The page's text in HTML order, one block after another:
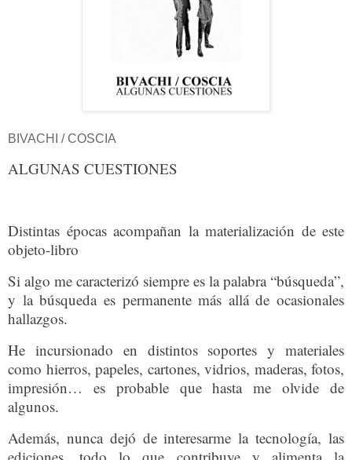
BIVACHI / COSCIA
ALGUNAS CUESTIONES
Distintas épocas acompañan la materialización de este
objeto-libro
Si algo me caracterizó siempre es la palabra “búsqueda”,
y la búsqueda es permanente más allá de ocasionales
hallazgos.
He incursionado en distintos soportes y materiales
como hierros, papeles, cartones, vidrios, maderas, fotos,
impresión… es probable que hasta me olvide de
algunos.
Además, nunca dejó de interesarme la tecnología, las